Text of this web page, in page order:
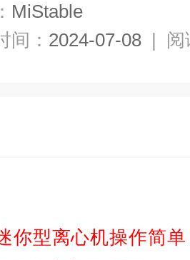
MiStable
间： 2024-07-08 | 阅
你型离心机操作简